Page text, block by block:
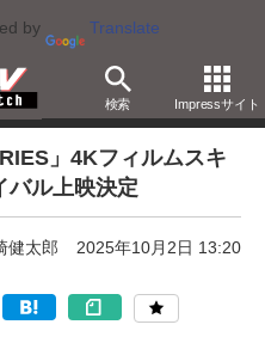
by Translate
検索 Impressサイト
」4Kフィルムスキ
バル上映決定
健太郎 2025年10月2日 13:20